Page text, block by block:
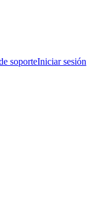
soporteIniciar sesión